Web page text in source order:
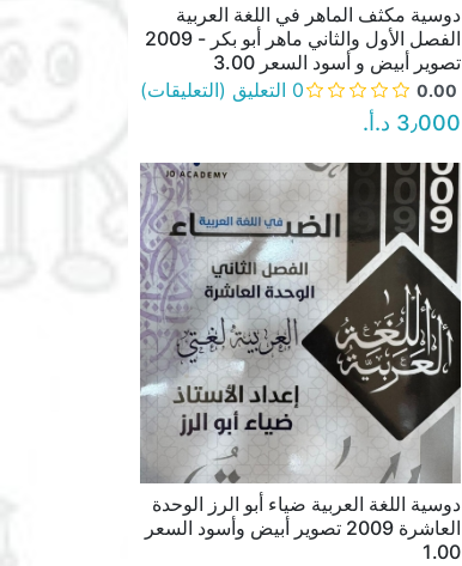
نظرة سريعة
دوسية مكثف الماهر في اللغة العربية
الفصل الأول والثاني ماهر أبو بكر - 2009
تصوير أبيض و أسود السعر 3.00
0.00 0 التعليق (التعليقات)
3٫000 د.أ.‏
نظرة سريعة
دوسية اللغة العربية ضياء أبو الرز الوحدة
العاشرة 2009 تصوير أبيض وأسود السعر
1.00